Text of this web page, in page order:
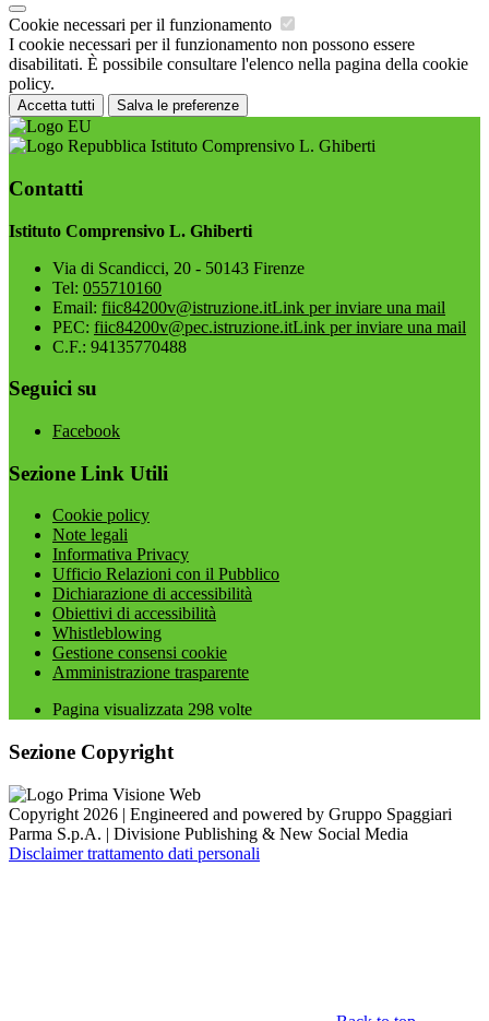
Cookie necessari per il funzionamento
I cookie necessari per il funzionamento non possono essere
disabilitati. È possibile consultare l'elenco nella pagina della cookie
policy.
Accetta tutti Salva le preferenze
Istituto Comprensivo L. Ghiberti
Contatti
Istituto Comprensivo L. Ghiberti
Via di Scandicci, 20 - 50143 Firenze
Tel: 055710160
Email: fiic84200v@istruzione.itLink per inviare una mail
PEC: fiic84200v@pec.istruzione.itLink per inviare una mail
C.F.: 94135770488
Seguici su
Facebook
Sezione Link Utili
Cookie policy
Note legali
Informativa Privacy
Ufficio Relazioni con il Pubblico
Dichiarazione di accessibilità
Obiettivi di accessibilità
Whistleblowing
Gestione consensi cookie
Amministrazione trasparente
Pagina visualizzata 298 volte
Sezione Copyright
Copyright 2026 | Engineered and powered by Gruppo Spaggiari
Parma S.p.A. | Divisione Publishing & New Social Media
Disclaimer trattamento dati personali